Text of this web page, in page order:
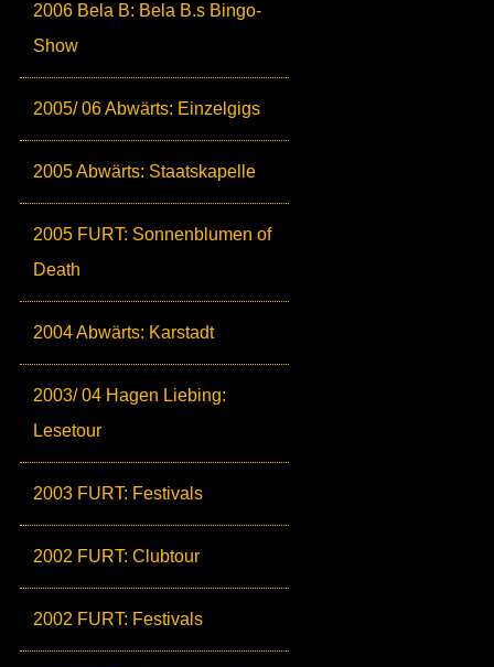
2006 Bela B: Bela B.s Bingo-
Show
2005/ 06 Abwärts: Einzelgigs
2005 Abwärts: Staatskapelle
2005 FURT: Sonnenblumen of
Death
2004 Abwärts: Karstadt
2003/ 04 Hagen Liebing:
Lesetour
2003 FURT: Festivals
2002 FURT: Clubtour
2002 FURT: Festivals